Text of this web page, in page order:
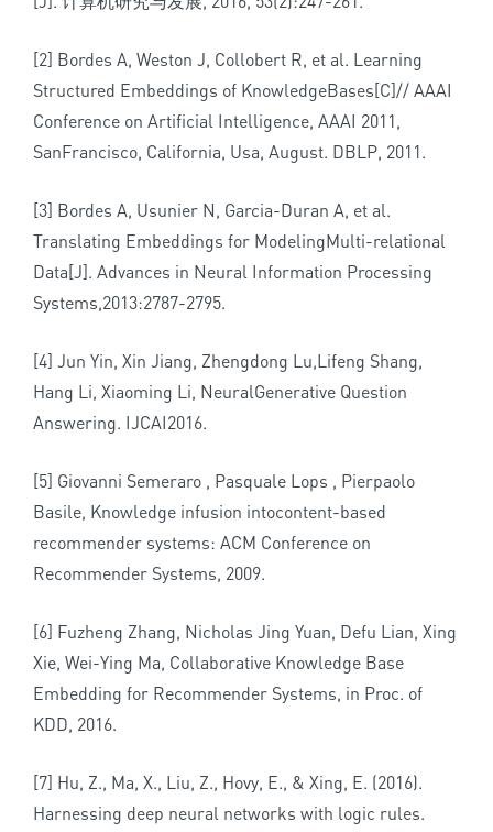
[2] Bordes A, Weston J, Collobert R, et al. Learning
Structured Embeddings of KnowledgeBases[C]// AAAI
Conference on Artificial Intelligence, AAAI 2011,
SanFrancisco, California, Usa, August. DBLP, 2011.
[3] Bordes A, Usunier N, Garcia-Duran A, et al.
Translating Embeddings for ModelingMulti-relational
Data[J]. Advances in Neural Information Processing
Systems,2013:2787-2795.
[4] Jun Yin, Xin Jiang, Zhengdong Lu,Lifeng Shang,
Hang Li, Xiaoming Li, NeuralGenerative Question
Answering. IJCAI2016.
[5] Giovanni Semeraro , Pasquale Lops , Pierpaolo
Basile, Knowledge infusion intocontent-based
recommender systems: ACM Conference on
Recommender Systems, 2009.
[6] Fuzheng Zhang, Nicholas Jing Yuan, Defu Lian, Xing
Xie, Wei-Ying Ma, Collaborative Knowledge Base
Embedding for Recommender Systems, in Proc. of
KDD, 2016.
[7] Hu, Z., Ma, X., Liu, Z., Hovy, E., & Xing, E. (2016).
Harnessing deep neural networks with logic rules.